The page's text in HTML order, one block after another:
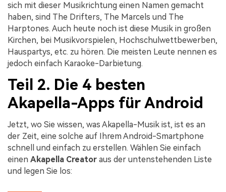
sich mit dieser Musikrichtung einen Namen gemacht
haben, sind The Drifters, The Marcels und The
Harptones. Auch heute noch ist diese Musik in großen
Kirchen, bei Musikvorspielen, Hochschulwettbewerben,
Hauspartys, etc. zu hören. Die meisten Leute nennen es
jedoch einfach Karaoke-Darbietung.
Teil 2. Die 4 besten
Akapella-Apps für Android
Jetzt, wo Sie wissen, was Akapella-Musik ist, ist es an
der Zeit, eine solche auf Ihrem Android-Smartphone
schnell und einfach zu erstellen. Wählen Sie einfach
einen Akapella Creator aus der untenstehenden Liste
und legen Sie los: